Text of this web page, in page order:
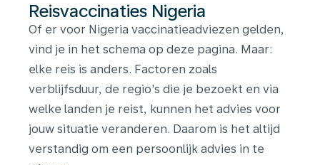
Reisvaccinaties Nigeria
Of er voor Nigeria vaccinatieadviezen gelden,
vind je in het schema op deze pagina. Maar:
elke reis is anders. Factoren zoals
verblijfsduur, de regio's die je bezoekt en via
welke landen je reist, kunnen het advies voor
jouw situatie veranderen. Daarom is het altijd
verstandig om een persoonlijk advies in te